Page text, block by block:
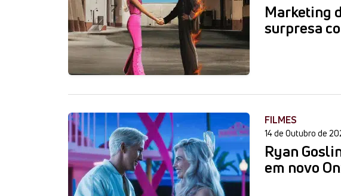
Marketing
surpresa
FILMES
14 de Outubro de
Ryan
em novo